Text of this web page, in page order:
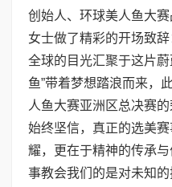
创始人、环球美人鱼大
女士做了精彩的开场致辞
全球的目光汇聚于这片
鱼”带着梦想踏浪而来，
人鱼大赛亚洲区总决赛
始终坚信，真正的选美
耀，更在于精神的传承
事教会我们的是对未知